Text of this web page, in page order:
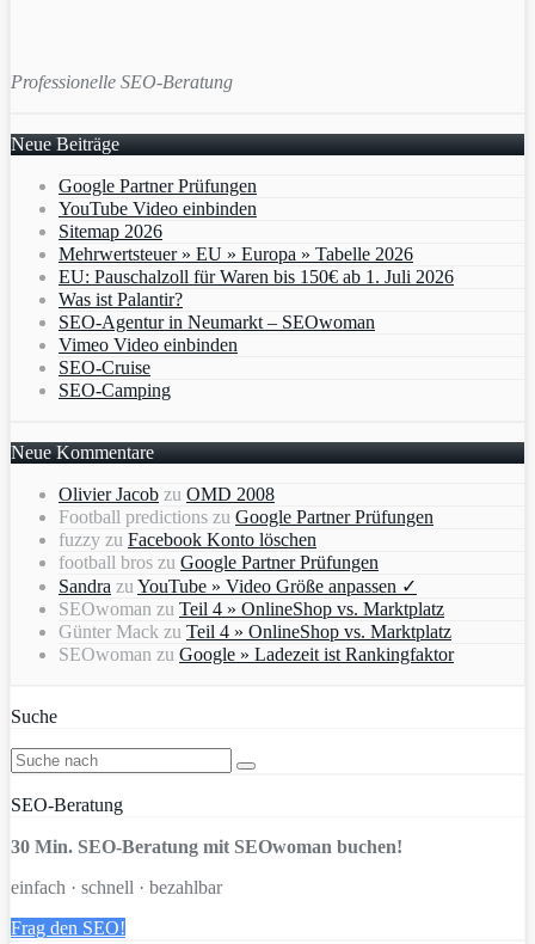
Professionelle SEO-Beratung
Neue Beiträge
Google Partner Prüfungen
YouTube Video einbinden
Sitemap 2026
Mehrwertsteuer » EU » Europa » Tabelle 2026
EU: Pauschalzoll für Waren bis 150€ ab 1. Juli 2026
Was ist Palantir?
SEO-Agentur in Neumarkt – SEOwoman
Vimeo Video einbinden
SEO-Cruise
SEO-Camping
Neue Kommentare
Olivier Jacob zu OMD 2008
Football predictions zu Google Partner Prüfungen
fuzzy zu Facebook Konto löschen
football bros zu Google Partner Prüfungen
Sandra zu YouTube » Video Größe anpassen ✓
SEOwoman zu Teil 4 » OnlineShop vs. Marktplatz
Günter Mack zu Teil 4 » OnlineShop vs. Marktplatz
SEOwoman zu Google » Ladezeit ist Rankingfaktor
Suche
SEO-Beratung
30 Min. SEO-Beratung mit SEOwoman buchen!
einfach · schnell · bezahlbar
Frag den SEO!